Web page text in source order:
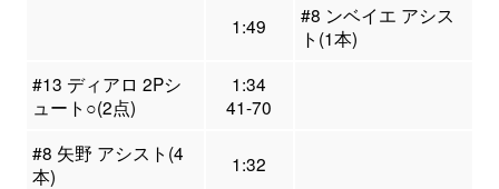
1:49
#8 ンベイエ アシス
ト(1本)
#13 ディアロ 2Pシ
ュート○(2点)
1:34
41-70
#8 矢野 アシスト(4
本)
1:32